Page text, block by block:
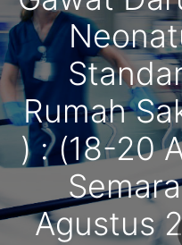
Rumah
) : (18-20
Agustus